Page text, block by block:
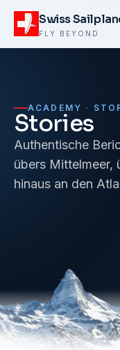
Zum Inhalt springen
Swiss
FLY BEYOND
ACADEMY ·
Stories
Authentische
übers Mittelmeer,
hinaus an den